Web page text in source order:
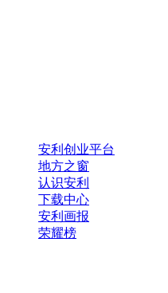
安利创业平台
地方之窗
认识安利
下载中心
安利画报
荣耀榜